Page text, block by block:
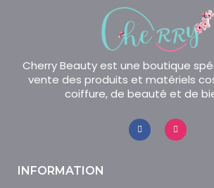
Cherry Beauty est une boutique
vente des produits et matériels
coiffure, de beauté et de
INFORMATION